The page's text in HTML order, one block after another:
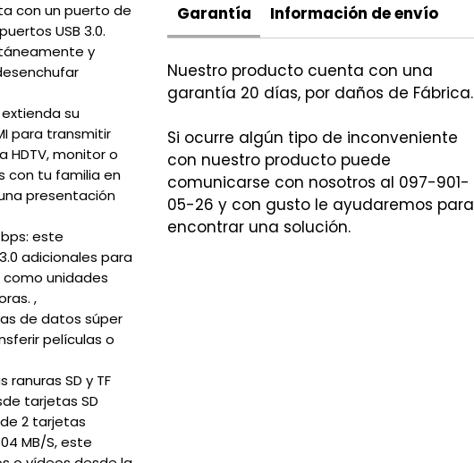
con un puerto de
USB 3.0.
y
extienda su
para transmitir
HDTV, monitor o
con tu familia en
presentación
este
adicionales para
unidades
,
de datos súper
películas o
SD y TF
tarjetas SD
2 tarjetas
MB/S, este
Garantía Información de envío
Nuestro producto cuenta con una
garantía 20 días, por daños de Fábrica.
Si ocurre algún tipo de inconveniente
con nuestro producto puede
comunicarse con nosotros al 097-901-
05-26 y con gusto le ayudaremos para
encontrar una solución.